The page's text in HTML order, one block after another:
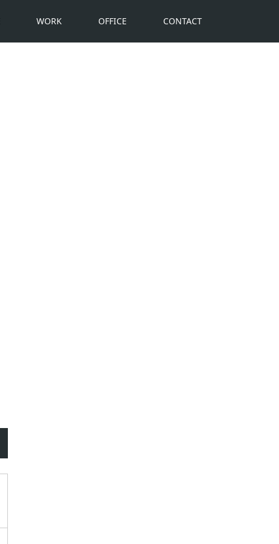
WORK OFFICE CONTACT